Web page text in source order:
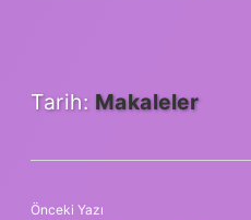
Tarih: Makaleler
Önceki Yazı